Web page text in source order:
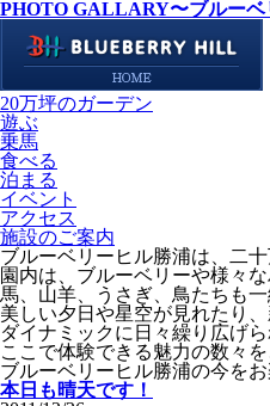
PHOTO GALLARY〜ブルー
20万坪のガーデン
遊ぶ
乗馬
食べる
泊まる
イベント
アクセス
施設のご案内
ブルーベリーヒル勝浦は、二
園内は、ブルーベリーや様々
馬、山羊、うさぎ、鳥たちも一
美しい夕日や星空が見れたり
ダイナミックに日々繰り広げら
ここで体験できる魅力の数々
ブルーベリーヒル勝浦の今をお
本日も晴天です！